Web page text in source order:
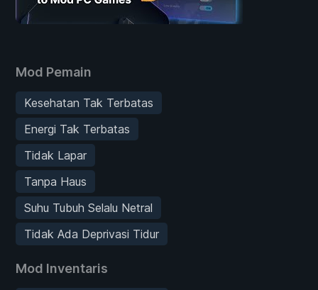
Mod Pemain
Kesehatan Tak Terbatas
Energi Tak Terbatas
Tidak Lapar
Tanpa Haus
Suhu Tubuh Selalu Netral
Tidak Ada Deprivasi Tidur
Mod Inventaris